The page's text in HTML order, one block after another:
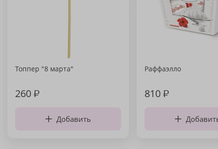
Топпер "8 марта"
260₽
Добавить
Раффаэлло
810₽